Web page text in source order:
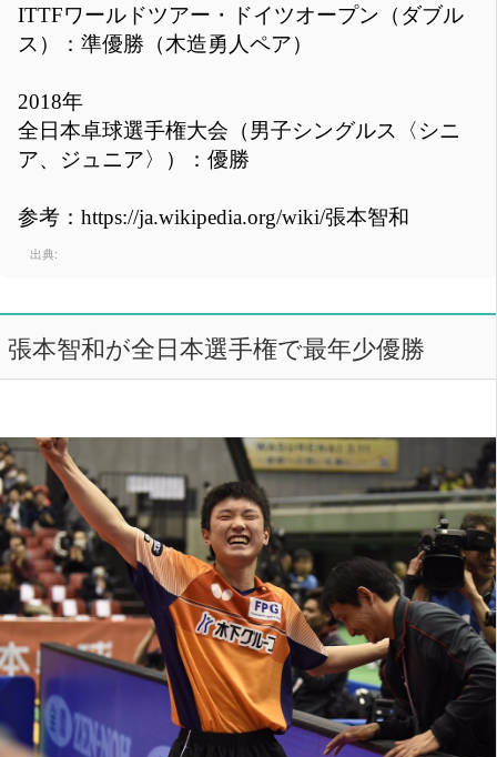
ITTFワールドツアー・ドイツオープン（ダブル
ス）：準優勝（木造勇人ペア）
2018年
全日本卓球選手権大会（男子シングルス〈シニ
ア、ジュニア〉）：優勝
参考：https://ja.wikipedia.org/wiki/張本智和
出典:
張本智和が全日本選手権で最年少優勝